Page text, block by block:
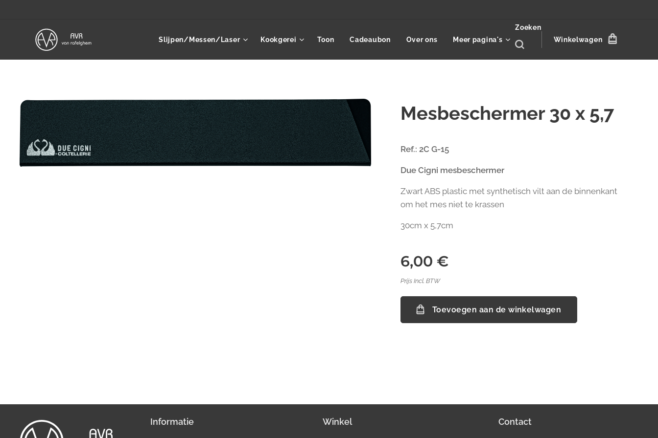
Slijpen/Messen/Laser Kookgerei Toon Cadeaubon Over ons Meer pagina's
Zoeken
Winkelwagen
Mesbeschermer 30 x 5,7
Ref.: 2C G-15
Due Cigni mesbeschermer
Zwart ABS plastic met synthetisch vilt aan de binnenkant
om het mes niet te krassen
30cm x 5,7cm
6,00 €
Prijs Incl. BTW
Toevoegen aan de winkelwagen
Informatie Winkel Contact